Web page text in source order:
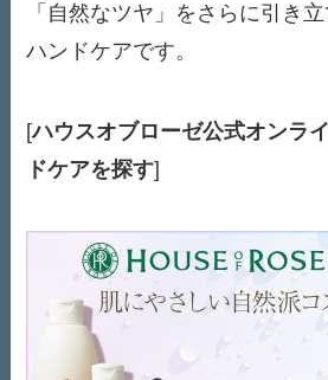
「自然なツヤ」をさらに引き
ハンドケアです。
[ハウスオブローゼ公式オンラ
ドケアを探す]